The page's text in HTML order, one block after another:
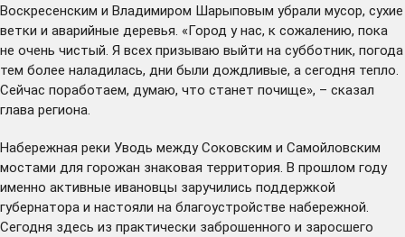
Воскресенским и Владимиром Шарыповым убрали мусор, сухие
ветки и аварийные деревья. «Город у нас, к сожалению, пока
не очень чистый. Я всех призываю выйти на субботник, погода
тем более наладилась, дни были дождливые, а сегодня тепло.
Сейчас поработаем, думаю, что станет почище», – сказал
глава региона.
Набережная реки Уводь между Соковским и Самойловским
мостами для горожан знаковая территория. В прошлом году
именно активные ивановцы заручились поддержкой
губернатора и настояли на благоустройстве набережной.
Сегодня здесь из практически заброшенного и заросшего